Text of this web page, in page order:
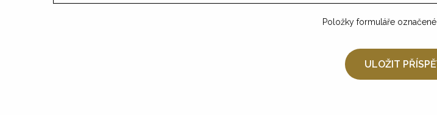
Položky formuláře označené